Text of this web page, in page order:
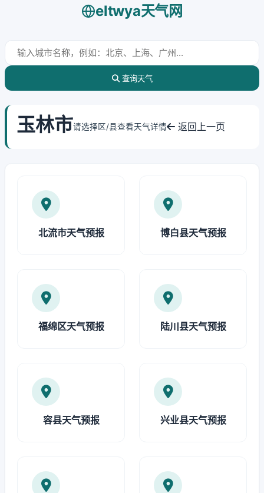
eltwya天气网
查询天气
玉林市请选择区/县查看天气详情 返回上一页
北流市天气预报 博白县天气预报
福绵区天气预报 陆川县天气预报
容县天气预报 兴业县天气预报